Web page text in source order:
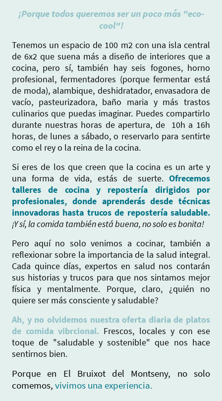
¡Porque todos queremos ser un poco más "eco-
cool"!
Tenemos un espacio de 100 m2 con una isla central
de 6x2 que suena más a diseño de interiores que a
cocina, pero sí, también hay seis fogones, horno
profesional, fermentadores (porque fermentar está
de moda), alambique, deshidratador, envasadora de
vacío, pasteurizadora, baño maria y más trastos
culinarios que puedas imaginar. Puedes compartirlo
durante nuestras horas de apertura, de 10h a 16h
horas, de lunes a sábado, o reservarlo para sentirte
como el rey o la reina de la cocina.
Si eres de los que creen que la cocina es un arte y
una forma de vida, estás de suerte. Ofrecemos
talleres de cocina y repostería dirigidos por
profesionales, donde aprenderás desde técnicas
innovadoras hasta trucos de repostería saludable.
¡Y sí, la comida también está buena, no solo es bonita!
Pero aquí no solo venimos a cocinar, también a
reflexionar sobre la importancia de la salud integral.
Cada quince días, expertos en salud nos contarán
sus historias y trucos para que nos sintamos mejor
física y mentalmente. Porque, claro, ¿quién no
quiere ser más consciente y saludable?
Ah, y no olvidemos nuestra oferta diaria de platos
de comida vibrcional. Frescos, locales y con ese
toque de "saludable y sostenible" que nos hace
sentirnos bien.
Porque en El Bruixot del Montseny, no solo
comemos, vivimos una experiencia.